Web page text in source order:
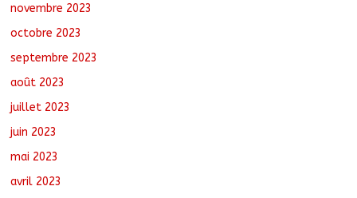
novembre 2023
octobre 2023
septembre 2023
août 2023
juillet 2023
juin 2023
mai 2023
avril 2023